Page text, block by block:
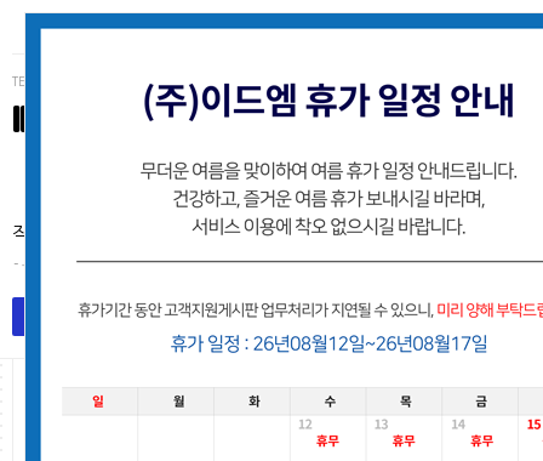
TEL (062)223-3234
IDM (주)이드엠 고객사 유지보수지원 게시판
작업처리는 접수된 순서로 처리해 드리며, 별도의 안내없이 처리
- 유지보수팀
작업요청등록
고객지원게시판